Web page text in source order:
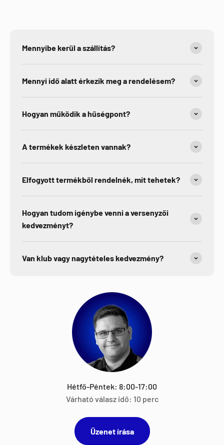
Mennyibe kerül a szállítás?
Mennyi idő alatt érkezik meg a rendelésem?
Hogyan működik a hűségpont?
A termékek készleten vannak?
Elfogyott termékből rendelnék, mit tehetek?
Hogyan tudom igénybe venni a versenyzői
kedvezményt?
Van klub vagy nagytételes kedvezmény?
Hétfő-Péntek: 8:00-17:00
Várható válasz idő: 10 perc
Üzenet írása